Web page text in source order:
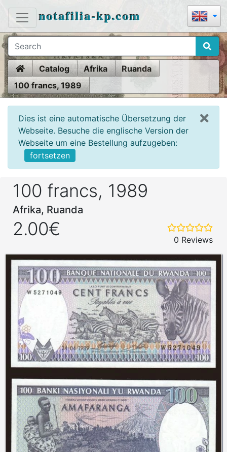
notafilia-kp.com
HomeCatalog Afrika
Ruanda
100 francs, 1989
Dies ist eine automatische Übersetzung der
Webseite. Besuche die englische Version der
Webseite um eine Bestellung aufzugeben:
fortsetzen
100 francs, 1989
Afrika, Ruanda
2.00€
0 Reviews